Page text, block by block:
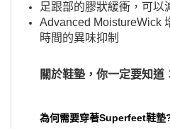
足跟部的膠狀緩衝，可以
Advanced MoistureWick
時間的異味抑制
關於鞋墊，你一定要知道
為何需要穿著Superfeet鞋墊